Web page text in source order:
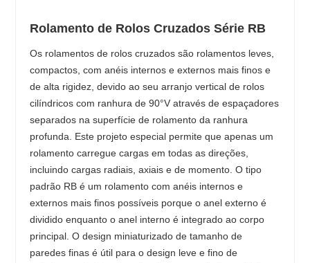
Rolamento de Rolos Cruzados Série RB
Os rolamentos de rolos cruzados são rolamentos leves,
compactos, com anéis internos e externos mais finos e
de alta rigidez, devido ao seu arranjo vertical de rolos
cilíndricos com ranhura de 90°V através de espaçadores
separados na superfície de rolamento da ranhura
profunda. Este projeto especial permite que apenas um
rolamento carregue cargas em todas as direções,
incluindo cargas radiais, axiais e de momento. O tipo
padrão RB é um rolamento com anéis internos e
externos mais finos possíveis porque o anel externo é
dividido enquanto o anel interno é integrado ao corpo
principal. O design miniaturizado de tamanho de
paredes finas é útil para o design leve e fino de